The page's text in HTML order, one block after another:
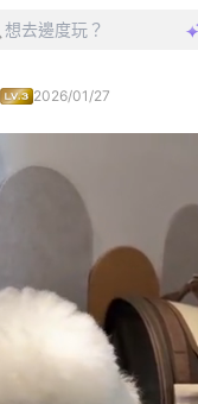
2026/01/27